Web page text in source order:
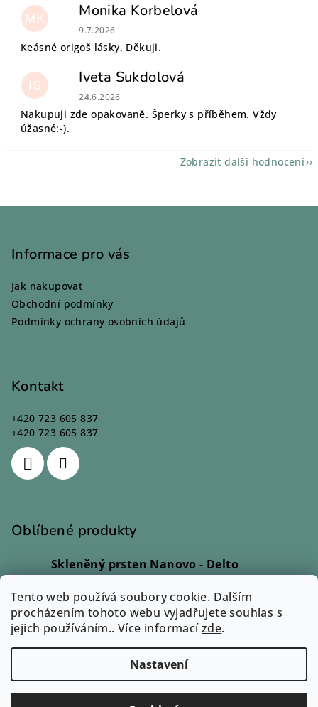
Tento web používá soubory cookie. Dalším
procházením tohoto webu vyjadřujete souhlas s
jejich používáním.. Více informacízde.
Nastavení
MK Monika Korbelová
Hodnocení obchodu je 5 z 5 hvězdiček.
9.7.2026
Keásné origoš lásky. Děkuji.
IS Iveta Sukdolová
Hodnocení obchodu je 5 z 5 hvězdiček.
24.6.2026
Nakupuji zde opakovaně. Šperky s příběhem. Vždy
úžasné:-).
Zobrazit další hodnocení
Informace pro vás
Jak nakupovat
Obchodní podmínky
Podmínky ochrany osobních údajů
Kontakt
+420 723 605 837
+420 723 605 837
Oblíbené produkty
Skleněný prsten Nanovo - Delto
Skleněný prsten - Lio
Hodnocení produktu je 5 z 5 hvězdiček.
| Monika Svobodová
Přívěsek Sázavín - Cara
Hodnocení produktu je 3 z 5 hvězdiček.
Eva Petrová
Copyright 2026Zuzum.cz. Všechna práva vyhrazena.